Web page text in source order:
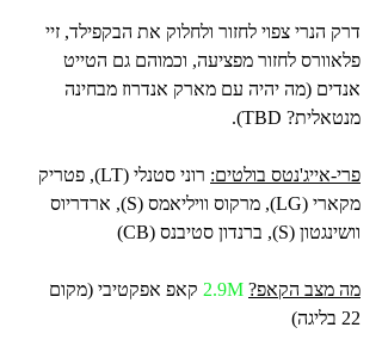
דרק הנרי צפוי לחזור ולחלוק את הבקפילד, זיי
פלאוורס לחזור מפציעה, וכמוהם גם הטייט
אנדים (מה יהיה עם מארק אנדרוז מבחינה
מנטאלית? TBD).
פרי-אייג'נטס בולטים:
רוני סטנלי (LT), פטריק
מקארי (LG), מרקוס וויליאמס (S), ארדריוס
וושינגטון (S), ברנדון סטיבנס (CB)
מה מצב הקאפ? 2.9M קאפ אפקטיבי (מקום
22 בליגה)